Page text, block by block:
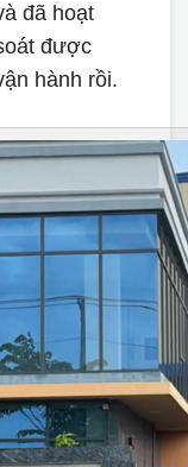
đã hoạt
được
hành rồi.